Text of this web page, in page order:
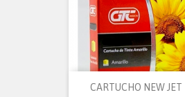
CARTUCHO NEW JET